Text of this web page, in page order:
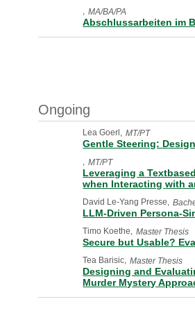
MA/BA/PA
Abschlussarbeiten im
Ongoing
Lea Goerl MT/PT
Gentle Steering:
MT/PT
Leveraging a
when Interacting with
David Le-Yang Presse
LLM-Driven Persona-
Timo Koethe Master Thesis
Secure but Usable?
Tea Barisic Master Thesis
Designing and
Murder Mystery